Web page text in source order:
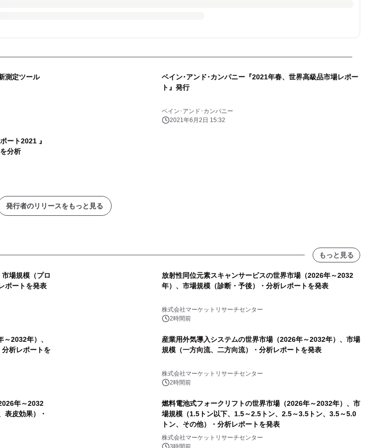
測定ツール
ベイン･アンド･カンパニー『2021年春、世界高級品市場レポー
ト』発行
ベイン･アンド･カンパニー
2021年6月2日 15:32
ート2021 』
分析
発行者のリリースをもっと見る
もっと見る
場規模（プロ
ポートを発表
放射性同位元素スキャンサービスの世界市場（2026年～2032
年）、市場規模（診断・予後）・分析レポートを発表
株式会社マーケットリサーチセンター
2時間前
2032年）、
析レポートを
産業用外気導入システムの世界市場（2026年～2032年）、市場
規模（一方向流、二方向流）・分析レポートを発表
株式会社マーケットリサーチセンター
2時間前
年～2032
表皮効果）・
燃料電池式フォークリフトの世界市場（2026年～2032年）、市
場規模（1.5トン以下、1.5～2.5トン、2.5～3.5トン、3.5～5.0
トン、その他）・分析レポートを発表
株式会社マーケットリサーチセンター
3時間前